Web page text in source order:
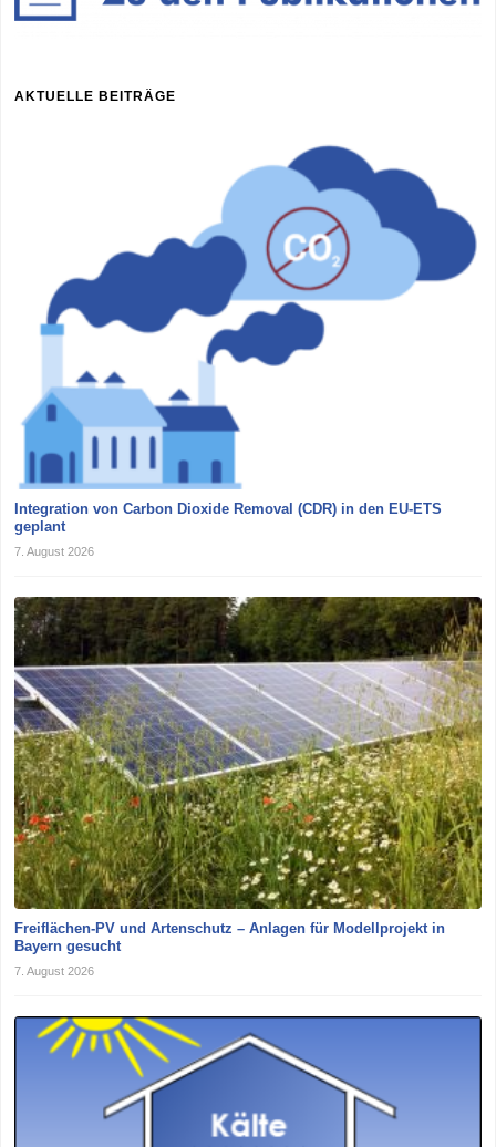
AKTUELLE BEITRÄGE
Integration von Carbon Dioxide Removal (CDR) in den EU-ETS
geplant
7. August 2026
Freiflächen-PV und Artenschutz – Anlagen für Modellprojekt in
Bayern gesucht
7. August 2026